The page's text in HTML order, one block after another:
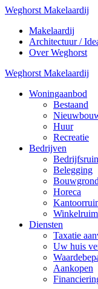
Weghorst Makelaardij
Makelaardij
Architectuur /
Over Weghorst
Weghorst Makelaardij
Woningaanbod
Bestaand
Huur
Recreatie
Bedrijven
Belegging
Bouwgrond
Horeca
Diensten
Taxatie
Uw huis
Aankopen